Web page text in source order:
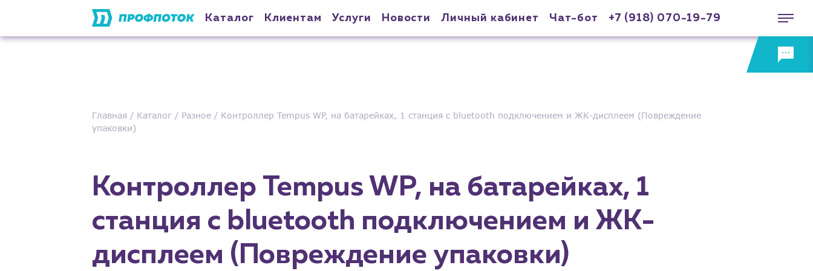
Каталог Клиентам Услуги Новости Личный кабинет Чат-бот +7 (918) 070-19-79
Главная Каталог Разное
Контроллер Tempus WP, на батарейках, 1 станция с bluetooth подключением и ЖК-дисплеем (Повреждение
упаковки)
Контроллер Tempus WP, на батарейках, 1
станция с bluetooth подключением и ЖК-
дисплеем (Повреждение упаковки)